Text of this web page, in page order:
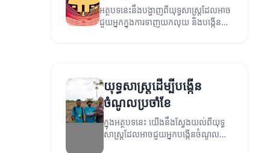
អត្ថបទនេះនឹងបង្ហាញពីយុទ្ធសាស្ត្រដែលអាច
ជួយអ្នកក្នុងការទាញយកលុយ និងបង្កើន
យុទ្ធសាស្ត្រដើម្បីបង្កើន
ចំណូលប្រចាំខែ
ក្នុងអត្ថបទនេះ យើងនឹងស្វែងយល់ពីយុទ្ធ
សាស្ត្រដែលអាចជួយអ្នកបង្កើនចំណូល
ប្រចាំខែ។